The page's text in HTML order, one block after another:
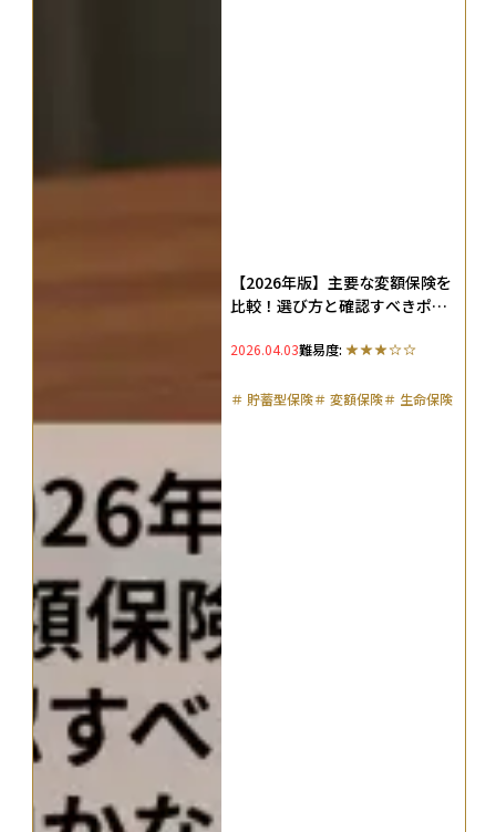
【2026年版】主要な変額保険を
比較！選び方と確認すべきポイ
理
2026.04.03難易度:
＃ 貯蓄型保険＃ 変額保険＃ 生命保険